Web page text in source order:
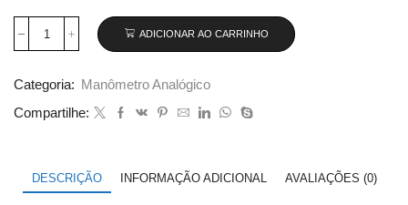
Manômetro
300×20
com
glicerina
quantidade
ADICIONAR AO CARRINHO
Categoria:
Manômetro Analógico
Compartilhe:
DESCRIÇÃO INFORMAÇÃO ADICIONAL AVALIAÇÕES (0)